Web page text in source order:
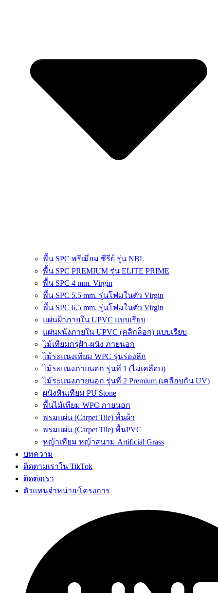
พื้น SPC พรีเมี่ยม ซีรีย์ รุ่น NBL
พื้น SPC PREMIUM รุ่น ELITE PRIME
พื้น SPC 4 mm. Virgin
พื้น SPC 5.5 mm. รุ่นโฟมในตัว Virgin
พื้น SPC 6.5 mm. รุ่นโฟมในตัว Virgin
แผ่นฝ้าภายใน UPVC แบบเรียบ
แผ่นผนังภายใน UPVC (คลิกล็อก) แบบเรียบ
ไม้เทียมกรุฝ้า-ผนัง ภายนอก
ไม้ระแนงเทียม WPC รุ่นร่องลึก
ไม้ระแนงภายนอก รุ่นที่ 1 (ไม่เคลือบ)
ไม้ระแนงภายนอก รุ่นที่ 2 Premium (เคลือบกัน UV)
ผนังหินเทียม PU Stone
พื้นไม้เทียม WPC ภายนอก
พรมแผ่น (Carpet Tile) พื้นผ้า
พรมแผ่น (Carpet Tile) พื้นPVC
หญ้าเทียม หญ้าสนาม Artificial Grass
บทความ
ติดตามเราใน TikTok
ติดต่อเรา
ตัวแทนจำหน่าย/โครงการ